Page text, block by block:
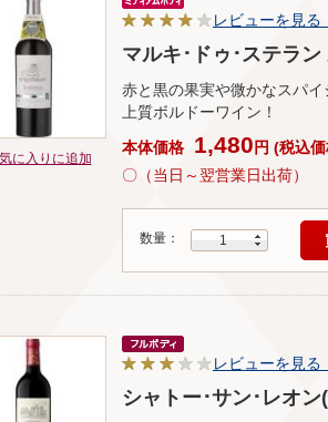
に入りに追加
レビューを見る
マルキ･ドゥ･ステラ
赤と黒の果実や微かなスパ
上質ボルドーワイン！
本体価格 1,480円 (税込
〇（当日～翌営業日出荷）
数量： 1
レビューを見る
シャトー･サン･レオ